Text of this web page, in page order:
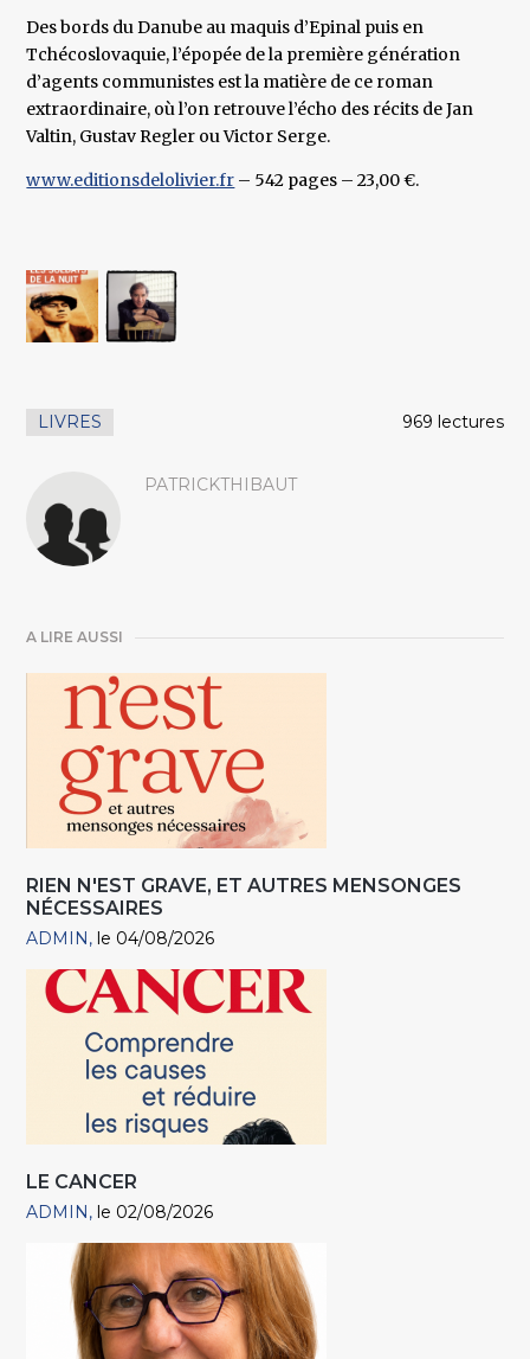
Des bords du Danube au maquis d’Epinal puis en
Tchécoslovaquie, l’épopée de la première génération
d’agents communistes est la matière de ce roman
extraordinaire, où l’on retrouve l’écho des récits de Jan
Valtin, Gustav Regler ou Victor Serge.
www.editionsdelolivier.fr – 542 pages – 23,00 €.
LIVRES 969 lectures
PATRICKTHIBAUT
A LIRE AUSSI
RIEN N'EST GRAVE, ET AUTRES MENSONGES
NÉCESSAIRES
ADMIN le 04/08/2026
LE CANCER
ADMIN le 02/08/2026